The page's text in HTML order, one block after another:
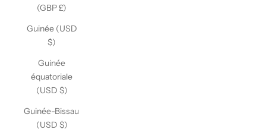
(GBP £)
Guinée (USD
$)
Guinée
équatoriale
(USD $)
Guinée-Bissau
(USD $)